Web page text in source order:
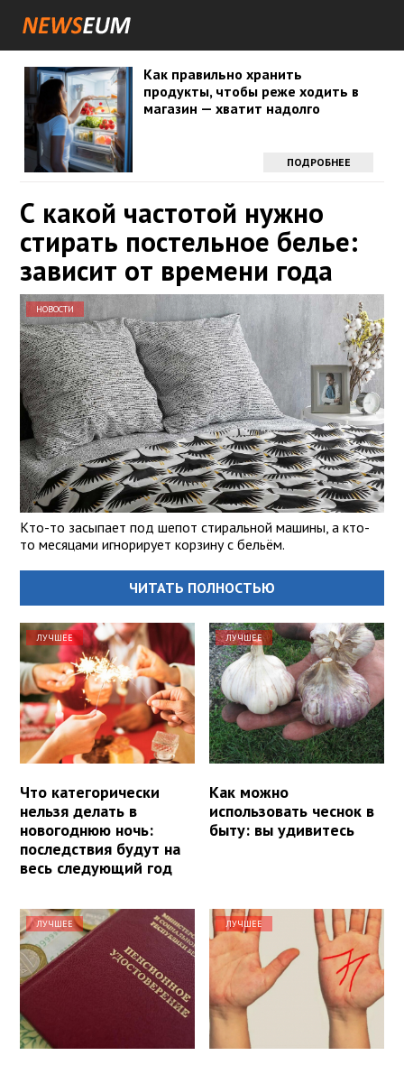
Как правильно хранить
продукты, чтобы реже ходить в
магазин — хватит надолго
ПОДРОБНЕЕ
С какой частотой нужно
стирать постельное белье:
зависит от времени года
НОВОСТИ
Кто-то засыпает под шепот стиральной машины, а кто-
то месяцами игнорирует корзину с бельём.
ЧИТАТЬ ПОЛНОСТЬЮ
ЛУЧШЕЕ
Что категорически
нельзя делать в
новогоднюю ночь:
последствия будут на
весь следующий год
ЛУЧШЕЕ
Как можно
использовать чеснок в
быту: вы удивитесь
ЛУЧШЕЕ ЛУЧШЕЕ